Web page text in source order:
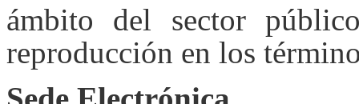
ámbito del sector
reproducción en los